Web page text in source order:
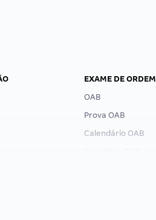
EXAME DE ORDEM
OAB
Prova OAB
Calendário OAB